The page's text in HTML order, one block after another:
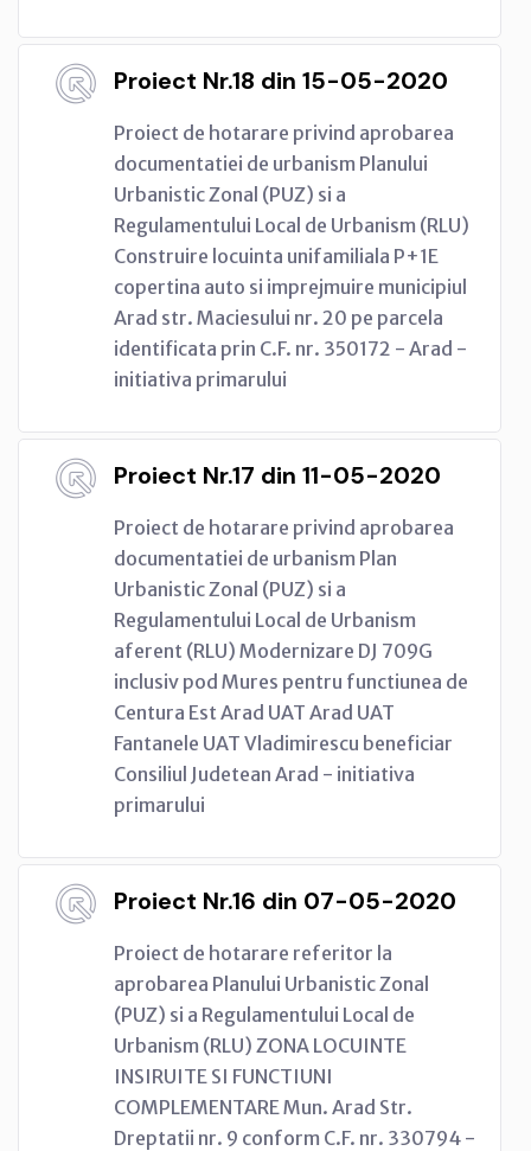
Proiect Nr.18 din 15-05-2020
Proiect de hotarare privind aprobarea
documentatiei de urbanism Planului
Urbanistic Zonal (PUZ) si a
Regulamentului Local de Urbanism (RLU)
Construire locuinta unifamiliala P+1E
copertina auto si imprejmuire municipiul
Arad str. Maciesului nr. 20 pe parcela
identificata prin C.F. nr. 350172 - Arad -
initiativa primarului
Proiect Nr.17 din 11-05-2020
Proiect de hotarare privind aprobarea
documentatiei de urbanism Plan
Urbanistic Zonal (PUZ) si a
Regulamentului Local de Urbanism
aferent (RLU) Modernizare DJ 709G
inclusiv pod Mures pentru functiunea de
Centura Est Arad UAT Arad UAT
Fantanele UAT Vladimirescu beneficiar
Consiliul Judetean Arad - initiativa
primarului
Proiect Nr.16 din 07-05-2020
Proiect de hotarare referitor la
aprobarea Planului Urbanistic Zonal
(PUZ) si a Regulamentului Local de
Urbanism (RLU) ZONA LOCUINTE
INSIRUITE SI FUNCTIUNI
COMPLEMENTARE Mun. Arad Str.
Dreptatii nr. 9 conform C.F. nr. 330794 -